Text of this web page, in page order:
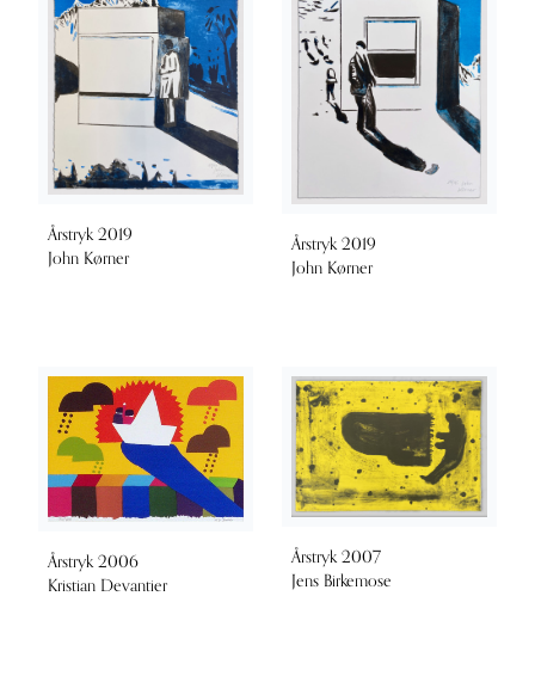
Årstryk 2019
John Kørner
Årstryk 2019
John Kørner
Årstryk 2006
Kristian Devantier
Årstryk 2007
Jens Birkemose